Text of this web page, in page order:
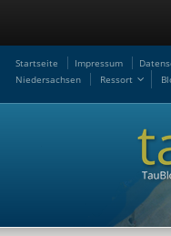
Startseite Impressum
Niedersachsen
Ressort